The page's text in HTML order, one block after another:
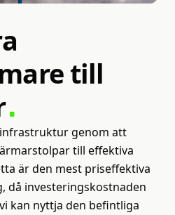
till
genom att
till effektiva
är den mest priseffektiva
då investeringskostnaden
kan nyttja den befintliga